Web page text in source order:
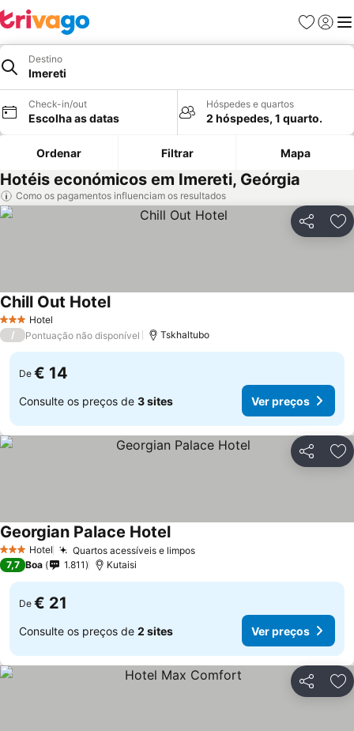
Favoritos
Iniciar
Destino
Imereti
Check-in/out
Escolha as datas
Hóspedes e quartos
2 hóspedes, 1 quarto.
Ordenar Filtrar Mapa
Hotéis económicos em Imereti, Geórgia
Como os pagamentos influenciam os resultados
Partilhar
3 EstrelasHotel
Chill Out Hotel
/ Pontuação não disponível Tskhaltubo
De € 14
Consulte os preços de 3 sites Ver preços
Partilhar
3 EstrelasHotel Quartos acessíveis e limpos
Georgian Palace Hotel
7,7 Boa 1.811 Kutaisi
De € 21
Consulte os preços de 2 sites Ver preços
Partilhar